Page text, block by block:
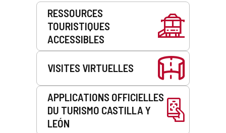
Prestations
RESSOURCES
TOURISTIQUES
ACCESSIBLES
VISITES VIRTUELLES
APPLICATIONS OFFICIELLES
DU TURISMO CASTILLA Y
LEÓN